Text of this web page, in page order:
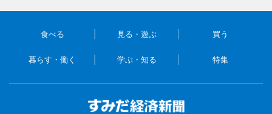
食べる 見る・遊ぶ 買う
暮らす・働く 学ぶ・知る 特集